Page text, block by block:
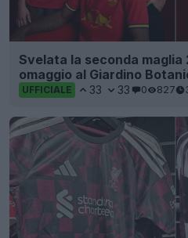
Svelata la seconda maglia
omaggio al Giardino
UFFICIALE 33 33 0 827